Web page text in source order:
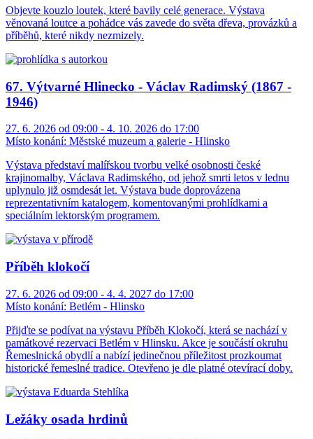
Objevte kouzlo loutek, které bavily celé generace. Výstava
věnovaná loutce a pohádce vás zavede do světa dřeva, provázků a
příběhů, které nikdy nezmizely.
67. Výtvarné Hlinecko - Václav Radimský (1867 -
1946)
27. 6. 2026 od 09:00 - 4. 10. 2026 do 17:00
Místo konání: Městské muzeum a galerie - Hlinsko
Výstava představí malířskou tvorbu velké osobnosti české
krajinomalby, Václava Radimského, od jehož smrti letos v lednu
uplynulo již osmdesát let. Výstava bude doprovázena
reprezentativním katalogem, komentovanými prohlídkami a
speciálním lektorským programem.
Příběh klokočí
27. 6. 2026 od 09:00 - 4. 4. 2027 do 17:00
Místo konání: Betlém - Hlinsko
Přijďte se podívat na výstavu Příběh Klokočí, která se nachází v
památkové rezervaci Betlém v Hlinsku. Akce je součástí okruhu
Řemeslnická obydlí a nabízí jedinečnou příležitost prozkoumat
historické řemeslné tradice. Otevřeno je dle platné otevírací doby.
Ležáky osada hrdinů